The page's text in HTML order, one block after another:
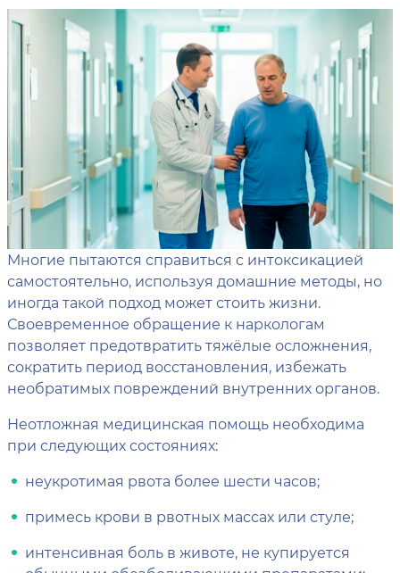
Многие пытаются справиться с интоксикацией
самостоятельно, используя домашние методы, но
иногда такой подход может стоить жизни.
Своевременное обращение к наркологам
позволяет предотвратить тяжёлые осложнения,
сократить период восстановления, избежать
необратимых повреждений внутренних органов.
Неотложная медицинская помощь необходима
при следующих состояниях:
неукротимая рвота более шести часов;
примесь крови в рвотных массах или стуле;
интенсивная боль в животе, не купируется